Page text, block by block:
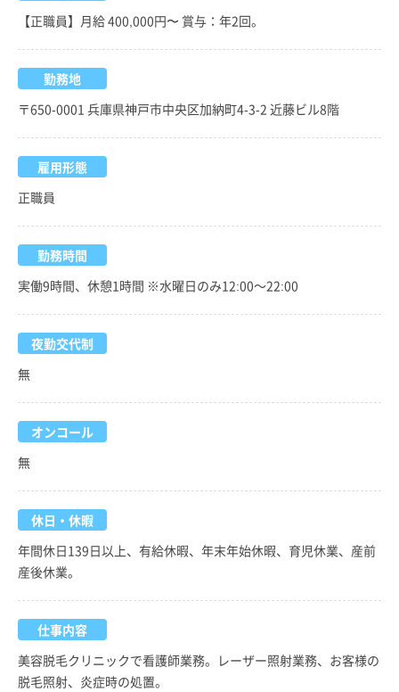
【正職員】月給 400,000円〜 賞与：年2回。
勤務地
〒650-0001 兵庫県神戸市中央区加納町4-3-2 近藤ビル8階
雇用形態
正職員
勤務時間
実働9時間、休憩1時間 ※水曜日のみ12:00～22:00
夜勤交代制
無
オンコール
無
休日・休暇
年間休日139日以上、有給休暇、年末年始休暇、育児休業、産前
産後休業。
仕事内容
美容脱毛クリニックで看護師業務。レーザー照射業務、お客様の
脱毛照射、炎症時の処置。